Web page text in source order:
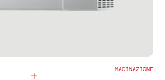
MACINAZIONE